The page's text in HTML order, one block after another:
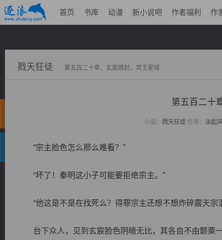
首页 书库 动漫 新小说吧 作者福利 作
戮天狂徒 第五百二十章、玄宸赐封，冥王星域
第五百二十
小说： 戮天狂徒作者： 淡起
“宗主脸色怎么那么难看？”
“坏了！秦明这小子可能要拒绝宗主。”
“他这是不是在找死么？得罪宗主还想不想炸碎震天宗
台下众人，见到玄宸脸色阴暗无比，其各自不由颤栗